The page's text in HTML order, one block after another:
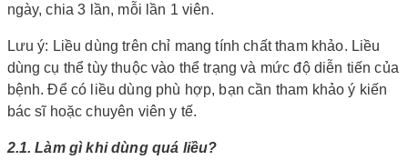
ngày, chia 3 lần, mỗi lần 1 viên.
Lưu ý: Liều dùng trên chỉ mang tính chất tham khảo. Liều
dùng cụ thể tùy thuộc vào thể trạng và mức độ diễn tiến của
bệnh. Để có liều dùng phù hợp, bạn cần tham khảo ý kiến
bác sĩ hoặc chuyên viên y tế.
2.1. Làm gì khi dùng quá liều?